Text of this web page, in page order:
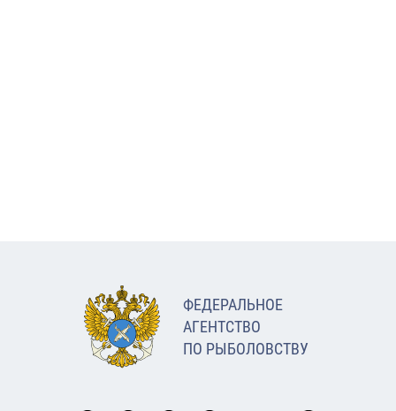
ФЕДЕРАЛЬНОЕ
АГЕНТСТВО
ПО РЫБОЛОВСТВУ